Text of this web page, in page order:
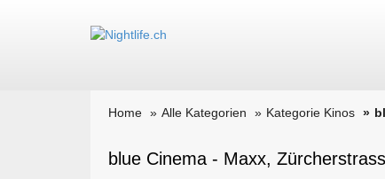
Home Alle Kategorien Kategorie Kinos
blue Cinema - Maxx,